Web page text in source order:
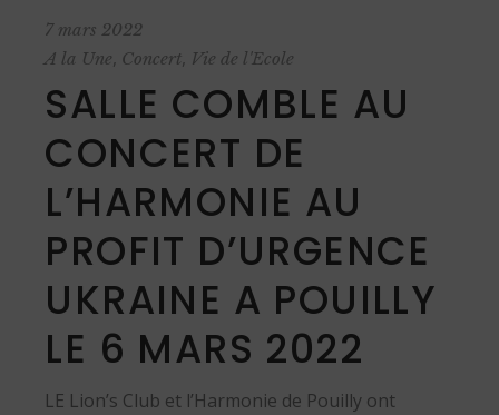
7 mars 2022
A la Une, Concert, Vie de l'Ecole
SALLE COMBLE AU
CONCERT DE
L’HARMONIE AU
PROFIT D’URGENCE
UKRAINE A POUILLY
LE 6 MARS 2022
LE Lion’s Club et l’Harmonie de Pouilly ont